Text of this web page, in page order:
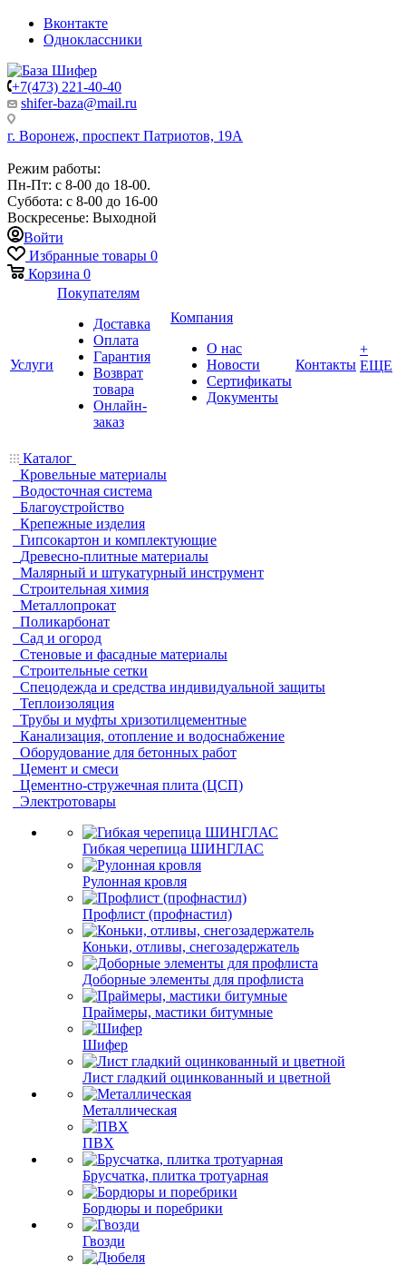
Вконтакте
Одноклассники
+7(473) 221-40-40
shifer-baza@mail.ru
г. Воронеж, проспект Патриотов, 19А
Режим работы:
Пн-Пт: с 8-00 до 18-00.
Суббота: с 8-00 до 16-00
Воскресенье: Выходной
Войти
Избранные товары 0
Корзина 0
Услуги
Покупателям
Доставка
Оплата
Гарантия
Возврат
товара
Онлайн-
заказ
Компания
О нас
Новости
Сертификаты
Документы
Контакты
+
ЕЩЕ
Каталог
Кровельные материалы
Водосточная система
Благоустройство
Крепежные изделия
Гипсокартон и комплектующие
Древесно-плитные материалы
Малярный и штукатурный инструмент
Строительная химия
Металлопрокат
Поликарбонат
Сад и огород
Стеновые и фасадные материалы
Строительные сетки
Спецодежда и средства индивидуальной защиты
Теплоизоляция
Трубы и муфты хризотилцементные
Канализация, отопление и водоснабжение
Оборудование для бетонных работ
Цемент и смеси
Цементно-стружечная плита (ЦСП)
Электротовары
Гибкая черепица ШИНГЛАС
Рулонная кровля
Профлист (профнастил)
Коньки, отливы, снегозадержатель
Доборные элементы для профлиста
Праймеры, мастики битумные
Шифер
Лист гладкий оцинкованный и цветной
Металлическая
ПВХ
Брусчатка, плитка тротуарная
Бордюры и поребрики
Гвозди